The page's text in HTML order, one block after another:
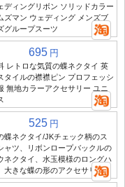
ディングリボン ソリッドカラー
ズマン ウェディング メンズブ
グループスーツ
695 円
レトロな気質の蝶ネクタイ 英
タイルの襟襟ピン プロフェッシ
無地カラーアクセサリー ユニ
525 円
蝶ネクタイ/JKチェック柄のス
ャツ、リボンロープバックルの
ネクタイ、水玉模様のロングハ
大きな蝶の形のアクセサリー